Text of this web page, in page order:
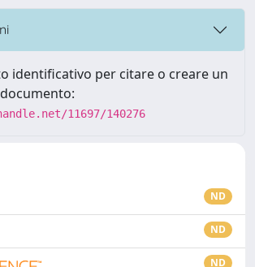
identificativo per citare o creare un
11697/140276
ND
ND
ND